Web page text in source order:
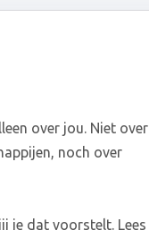
over jou. Niet over
noch over
je dat voorstelt. Lees